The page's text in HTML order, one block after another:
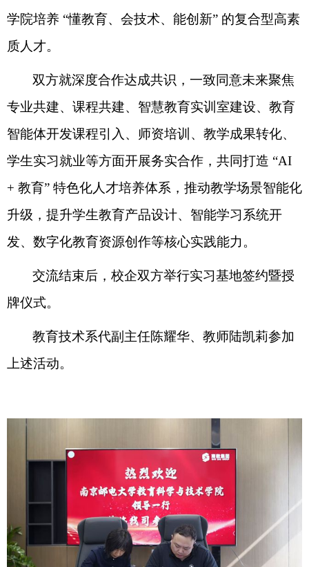
学院培养 “懂教育、会技术、能创新” 的复合型高素
质人才。
双方就深度合作达成共识，一致同意未来聚焦
专业共建、课程共建、智慧教育实训室建设、教育
智能体开发课程引入、师资培训、教学成果转化、
学生实习就业等方面开展务实合作，共同打造 “AI
+ 教育” 特色化人才培养体系，推动教学场景智能化
升级，提升学生教育产品设计、智能学习系统开
发、数字化教育资源创作等核心实践能力。
交流结束后，校企双方举行实习基地签约暨授
牌仪式。
教育技术系代副主任陈耀华、教师陆凯莉参加
上述活动。